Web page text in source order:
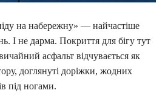
на набережну» — найчастіше
І не дарма. Покриття для бігу тут
асфальт відчувається як
доглянуті доріжки, жодних
під ногами.